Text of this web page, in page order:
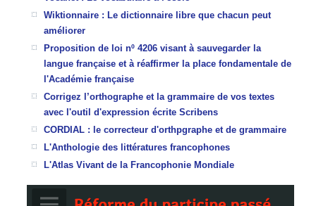
Wiktionnaire : Le dictionnaire libre que chacun peut
améliorer
Proposition de loi nº 4206 visant à sauvegarder la
langue française et à réaffirmer la place fondamentale de
l'Académie française
Corrigez l’orthographe et la grammaire de vos textes
avec l'outil d'expression écrite Scribens
CORDIAL : le correcteur d'orthpgraphe et de grammaire
L'Anthologie des littératures francophones
L'Atlas Vivant de la Francophonie Mondiale